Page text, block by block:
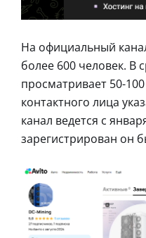
На официальный
более 600 человек. В
просматривает 50-
контактного лица
канал ведется с
зарегистрирован он